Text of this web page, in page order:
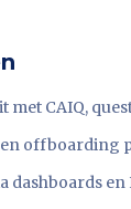
met CAIQ,
offboarding
en